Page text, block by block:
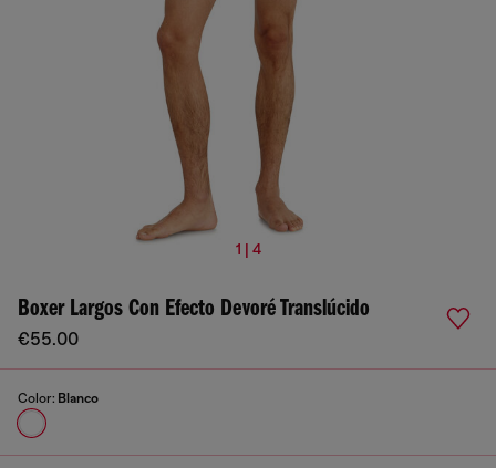
1 | 4
Boxer Largos Con Efecto Devoré Translúcido
€55.00
Color: Blanco